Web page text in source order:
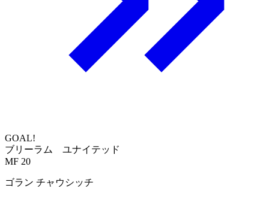
GOAL!
ブリーラム ユナイテッド
MF 20
ゴラン チャウシッチ